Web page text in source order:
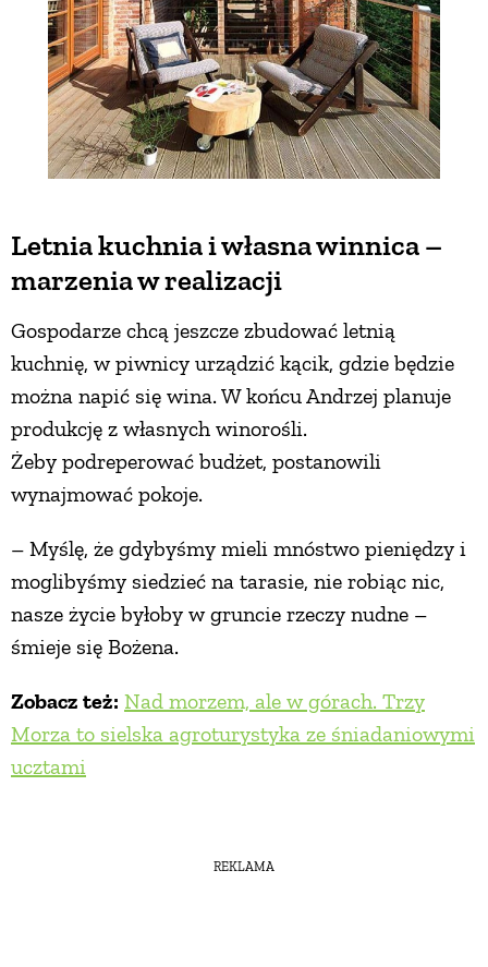
Letnia kuchnia i własna winnica –
marzenia w realizacji
Gospodarze chcą jeszcze zbudować letnią
kuchnię, w piwnicy urządzić kącik, gdzie będzie
można napić się wina. W końcu Andrzej planuje
produkcję z własnych winorośli.
Żeby podreperować budżet, postanowili
wynajmować pokoje.
– Myślę, że gdybyśmy mieli mnóstwo pieniędzy i
moglibyśmy siedzieć na tarasie, nie robiąc nic,
nasze życie byłoby w gruncie rzeczy nudne –
śmieje się Bożena.
Zobacz też: Nad morzem, ale w górach. Trzy
Morza to sielska agroturystyka ze śniadaniowymi
ucztami
REKLAMA